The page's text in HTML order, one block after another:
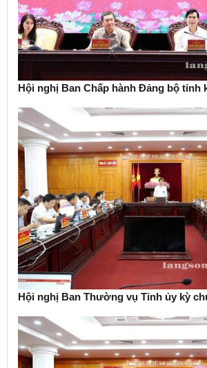
Hội nghị Ban Chấp hành Đảng bộ tỉnh
Hội nghị Ban Thường vụ Tỉnh ủy kỳ